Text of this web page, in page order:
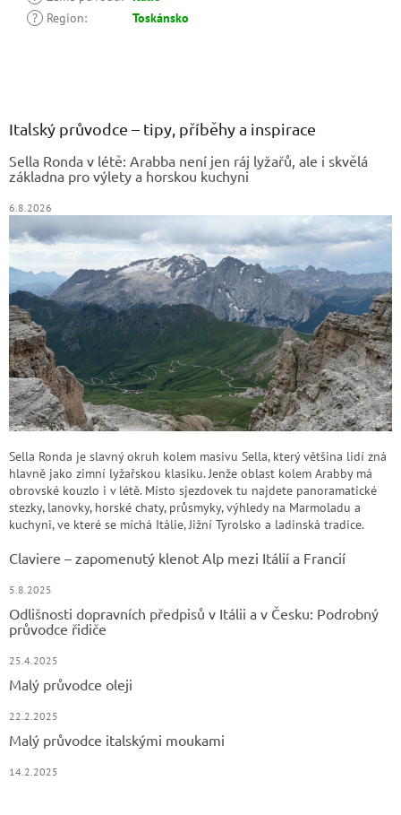
?
Region: Toskánsko
Italský průvodce – tipy, příběhy a inspirace
Sella Ronda v létě: Arabba není jen ráj lyžařů, ale i skvělá
základna pro výlety a horskou kuchyni
6.8.2026
Sella Ronda je slavný okruh kolem masivu Sella, který většina lidí zná
hlavně jako zimní lyžařskou klasiku. Jenže oblast kolem Arabby má
obrovské kouzlo i v létě. Místo sjezdovek tu najdete panoramatické
stezky, lanovky, horské chaty, průsmyky, výhledy na Marmoladu a
kuchyni, ve které se míchá Itálie, Jižní Tyrolsko a ladinská tradice.
Claviere – zapomenutý klenot Alp mezi Itálií a Francií
5.8.2025
Odlišnosti dopravních předpisů v Itálii a v Česku: Podrobný
průvodce řidiče
25.4.2025
Malý průvodce oleji
22.2.2025
Malý průvodce italskými moukami
14.2.2025